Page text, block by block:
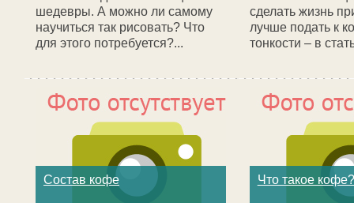
шедевры. А можно ли самому
научиться так рисовать? Что
для этого потребуется?...
сделать жизнь
лучше подать к
тонкости – в
Состав кофе Что такое кофе?